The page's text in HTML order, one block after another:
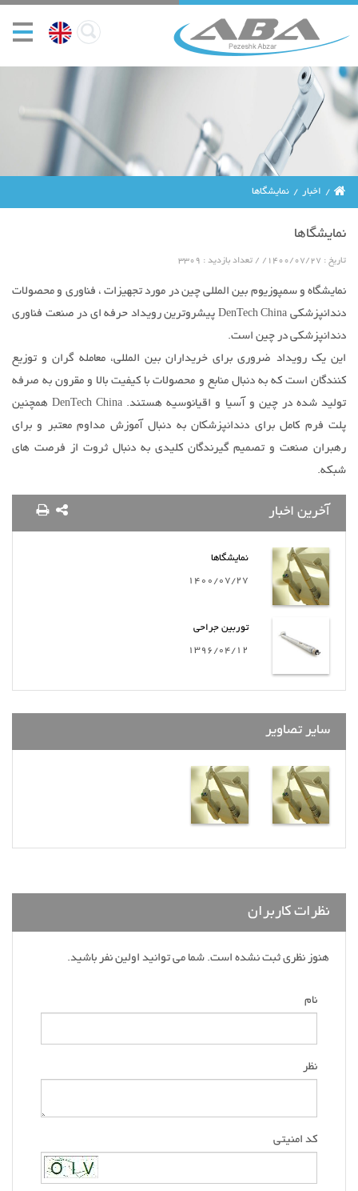
اخبار نمایشگاها
نمایشگاها
تاریخ : ۱۴۰۰/۰۷/۲۷ /
/ تعداد بازدید : 3309
نمایشگاه و سمپوزیوم بین المللی چین در مورد تجهیزات ، فناوری و محصولات
دندانپزشکی DenTech China پیشروترین رویداد حرفه ای در صنعت فناوری
دندانپزشکی در چین است.
این یک رویداد ضروری برای خریداران بین المللی، معامله گران و توزیع
کنندگان است که به دنبال منابع و محصولات با کیفیت بالا و مقرون به صرفه
تولید شده در چین و آسیا و اقیانوسیه هستند. DenTech China همچنین
پلت فرم کامل برای دندانپزشکان به دنبال آموزش مداوم معتبر و برای
رهبران صنعت و تصمیم گیرندگان کلیدی به دنبال ثروت از فرصت های
شبکه.
آخرین اخبار
نمایشگاها
1400/07/27
توربین جراحی
1396/04/12
سایر تصاویر
نظرات کاربران
هنوز نظری ثبت نشده است. شما می توانید اولین نفر باشید.
نام
نظر
کد امنیتی